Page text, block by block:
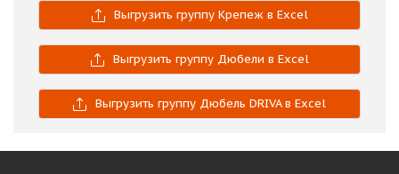
Выгрузить группу Крепеж в Excel
Выгрузить группу Дюбели в Excel
Выгрузить группу Дюбель DRIVA в Excel